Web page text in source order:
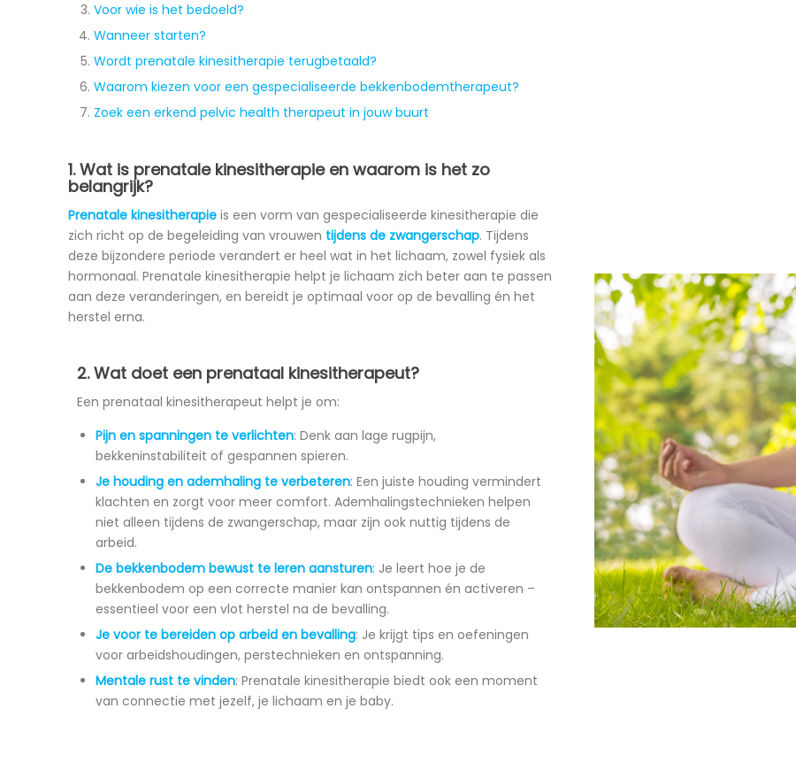
Voor wie is het bedoeld?
Wanneer starten?
Wordt prenatale kinesitherapie terugbetaald?
Waarom kiezen voor een gespecialiseerde bekkenbodemtherapeut?
Zoek een erkend pelvic health therapeut in jouw buurt
1. Wat is prenatale kinesitherapie en waarom is het zo
belangrijk?
Prenatale kinesitherapie is een vorm van gespecialiseerde kinesitherapie die
zich richt op de begeleiding van vrouwen tijdens de zwangerschap. Tijdens
deze bijzondere periode verandert er heel wat in het lichaam, zowel fysiek als
hormonaal. Prenatale kinesitherapie helpt je lichaam zich beter aan te passen
aan deze veranderingen, en bereidt je optimaal voor op de bevalling én het
herstel erna.
2. Wat doet een prenataal kinesitherapeut?
Een prenataal kinesitherapeut helpt je om:
Pijn en spanningen te verlichten: Denk aan lage rugpijn,
bekkeninstabiliteit of gespannen spieren.
Je houding en ademhaling te verbeteren: Een juiste houding vermindert
klachten en zorgt voor meer comfort. Ademhalingstechnieken helpen
niet alleen tijdens de zwangerschap, maar zijn ook nuttig tijdens de
arbeid.
De bekkenbodem bewust te leren aansturen: Je leert hoe je de
bekkenbodem op een correcte manier kan ontspannen én activeren –
essentieel voor een vlot herstel na de bevalling.
Je voor te bereiden op arbeid en bevalling: Je krijgt tips en oefeningen
voor arbeidshoudingen, perstechnieken en ontspanning.
Mentale rust te vinden: Prenatale kinesitherapie biedt ook een moment
van connectie met jezelf, je lichaam en je baby.